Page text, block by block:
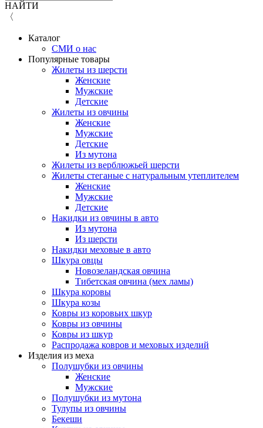
НАЙТИ
〈
Каталог
СМИ о нас
Популярные товары
Жилеты из шерсти
Женские
Мужские
Детские
Жилеты из овчины
Женские
Мужские
Детские
Из мутона
Жилеты из верблюжьей шерсти
Жилеты стеганые с натуральным утеплителем
Женские
Мужские
Детские
Накидки из овчины в авто
Из мутона
Из шерсти
Накидки меховые в авто
Шкура овцы
Новозеландская овчина
Тибетская овчина (мех ламы)
Шкура коровы
Шкура козы
Ковры из коровьих шкур
Ковры из овчины
Ковры из шкур
Распродажа ковров и меховых изделий
Изделия из меха
Полушубки из овчины
Женские
Мужские
Полушубки из мутона
Тулупы из овчины
Бекеши